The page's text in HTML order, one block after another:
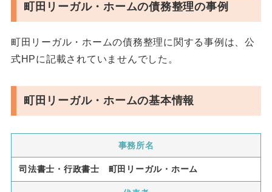
町田リーガル・ホームの債務整理の事例
町田リーガル・ホームの債務整理に関する事例は、公
式HPに記載されていませんでした。
町田リーガル・ホームの基本情報
事務所名
司法書士・行政書士 町田リーガル・ホーム